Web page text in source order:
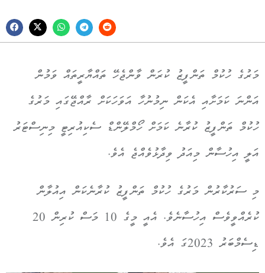
މަރުގެ ހުކުމް ތަންފީޒު ކުރަން ވާންޖެހޭ ތައްޔާރީތައް ވަމުން
އަންނަ ކަމަށާއި އެކަން ނިމުނުހާ އަވަހަކަށް ރާއްޖޭގައި މަރުގެ
ހުކުމް ތަންފީޒު ކުރާނެ ކަމަށް ހޯމްލޭންޑް ސެކިއުރިޓީ މިނިސްޓަރު
އަލީ އިހުސާން މިއަދު ވިދާޅުވެއްޖެ އެވެ.
މި ސަރުކާރުން މަރުގެ ހުކުމް ތަންފީޒު ކުރާނެކަން އިއުލާން
ކުރެއްވީވެސް އިހުސާނެވެ. އެއީ މީގެ 10 މަސް ކުރިން 20
ޑިސެމްބަރު 2023ގަ އެވެ.